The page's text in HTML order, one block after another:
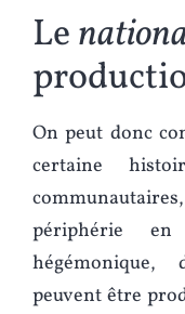
Le
On peut donc
certaine
périphérie
hégémonique,
peuvent être